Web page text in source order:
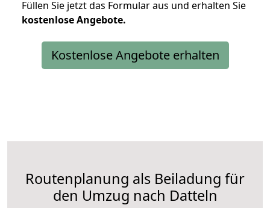
Füllen Sie jetzt das Formular aus und erhalten Sie
kostenloseAngebote.
Kostenlose Angebote erhalten
Routenplanung als Beiladung für
den Umzug nach Datteln